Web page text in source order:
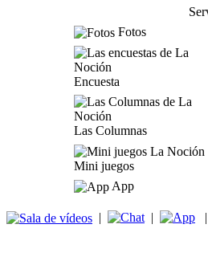
Fotos
Encuesta
Las Columnas
Mini juegos
App
| |